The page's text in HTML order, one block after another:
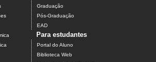
Graduação
Pós-Graduação
EAD
Para estudantes
Portal do Aluno
Biblioteca Web